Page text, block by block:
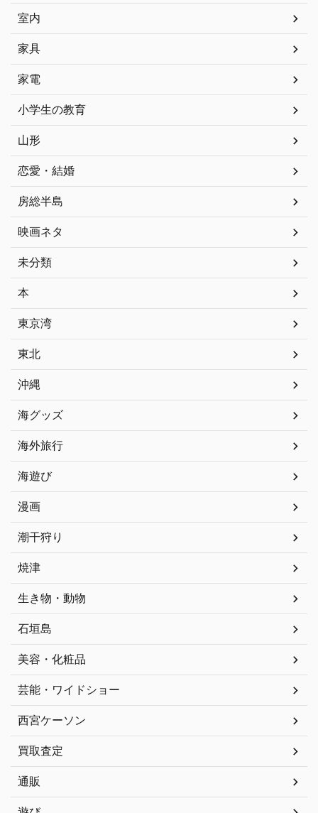
室内
家具
家電
小学生の教育
山形
恋愛・結婚
房総半島
映画ネタ
未分類
本
東京湾
東北
沖縄
海グッズ
海外旅行
海遊び
漫画
潮干狩り
焼津
生き物・動物
石垣島
美容・化粧品
芸能・ワイドショー
西宮ケーソン
買取査定
通販